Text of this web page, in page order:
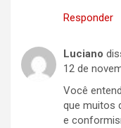
Responder
Luciano
12 de
Você
que muitos
e